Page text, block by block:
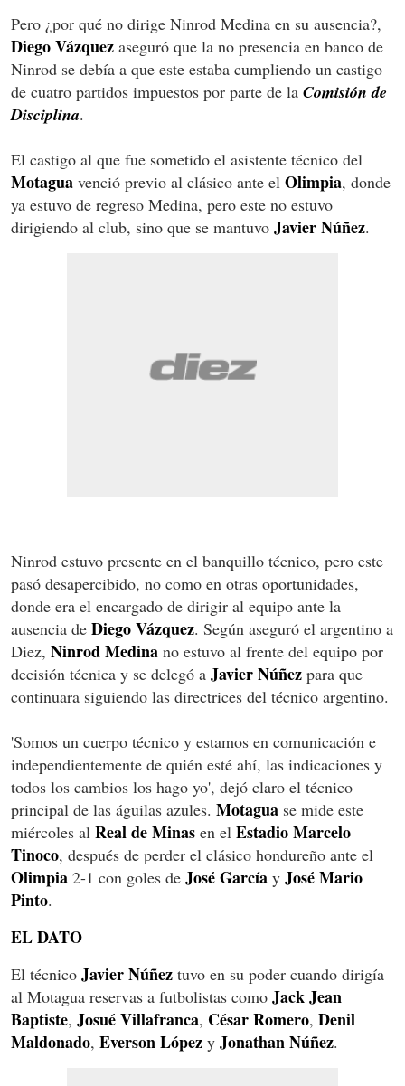
Pero ¿por qué no dirige Ninrod Medina en su ausencia?,
Diego Vázquez aseguró que la no presencia en banco de
Ninrod se debía a que este estaba cumpliendo un castigo
de cuatro partidos impuestos por parte de la Comisión de
Disciplina.
El castigo al que fue sometido el asistente técnico del
Motagua venció previo al clásico ante el Olimpia, donde
ya estuvo de regreso Medina, pero este no estuvo
dirigiendo al club, sino que se mantuvo Javier Núñez.
Ninrod estuvo presente en el banquillo técnico, pero este
pasó desapercibido, no como en otras oportunidades,
donde era el encargado de dirigir al equipo ante la
ausencia de Diego Vázquez. Según aseguró el argentino a
Diez, Ninrod Medina no estuvo al frente del equipo por
decisión técnica y se delegó a Javier Núñez para que
continuara siguiendo las directrices del técnico argentino.
'Somos un cuerpo técnico y estamos en comunicación e
independientemente de quién esté ahí, las indicaciones y
todos los cambios los hago yo', dejó claro el técnico
principal de las águilas azules. Motagua se mide este
miércoles al Real de Minas en el Estadio Marcelo
Tinoco, después de perder el clásico hondureño ante el
Olimpia 2-1 con goles de José García y José Mario
Pinto.
EL DATO
El técnico Javier Núñez tuvo en su poder cuando dirigía
al Motagua reservas a futbolistas como Jack Jean
Baptiste, Josué Villafranca, César Romero, Denil
Maldonado, Everson López y Jonathan Núñez.